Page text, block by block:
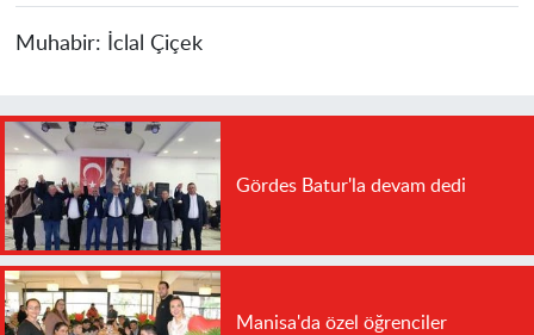
Muhabir: İclal Çiçek
Gördes Batur'la devam dedi
Manisa'da özel öğrenciler